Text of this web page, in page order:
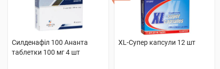
Силденафіл 100 Ананта
таблетки 100 мг 4 шт
XL-Супер капсули 12 шт